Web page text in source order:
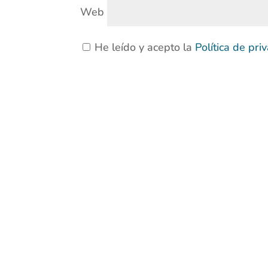
Web
He leído y acepto la Política de